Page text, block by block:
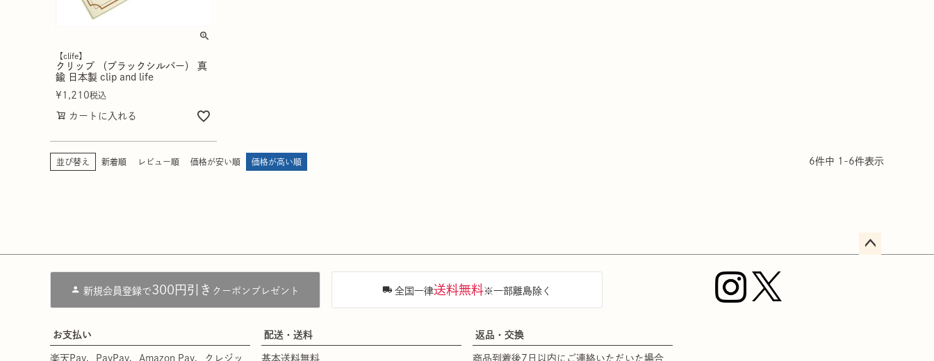
【clife】
クリップ （ブラックシルバー） 真
鍮 日本製 clip and life
¥ 1,210税込
カートに入れる
並び替え 新着順 レビュー順 価格が安い順 価格が高い順 6件中 1 -6件表示
新規会員登録で 300円引き クーポンプレゼント 全国一律送料無料※一部離島除く
お支払い
楽天Pay、PayPay、Amazon Pay、クレジッ
配送・送料
基本送料無料
返品・交換
商品到着後7日以内にご連絡いただいた場合